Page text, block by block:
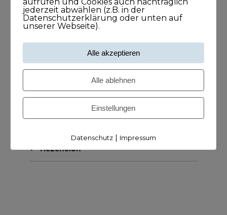
KUNDISCHstrategie
KUNDISCHverkauf
KUNDISCHzukunft
ohne Kategorie
Podcast
Rezension
jederzeit abwählen (z.B. in der
Datenschutzerklärung oder unten auf
unserer Webseite).
Alle akzeptieren
Alle ablehnen
Einstellungen
Datenschutz| Impressum